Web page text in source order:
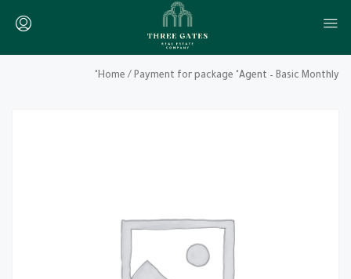
Home / Payment for package "Agent – Basic Monthly"